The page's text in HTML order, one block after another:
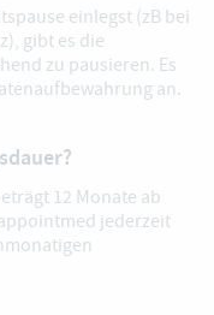
einlegst (zB bei
gibt es die
zu pausieren. Es
an.
12 Monate ab
jederzeit